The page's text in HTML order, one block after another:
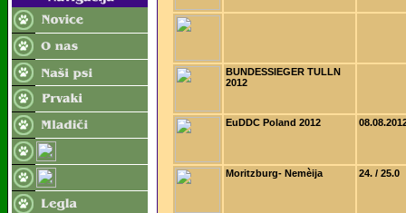
BUNDESSIEGER TULLN
2012
EuDDC Poland 2012
Moritzburg- Nemèija 24. / 25.0